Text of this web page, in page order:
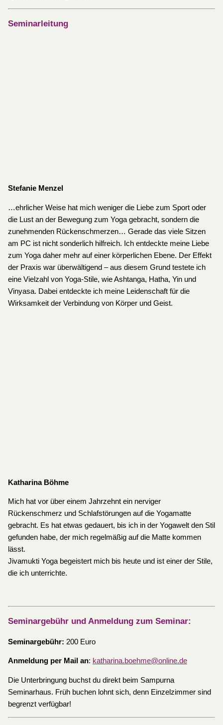
Seminarleitung
Stefanie Menzel
…ehrlicher Weise hat mich weniger die Liebe zum Sport oder
die Lust an der Bewegung zum Yoga gebracht, sondern die
zunehmenden Rückenschmerzen… Gerade das viele Sitzen
am PC ist nicht sonderlich hilfreich. Ich entdeckte meine Liebe
zum Yoga daher mehr auf einer körperlichen Ebene. Der Effekt
der Praxis war überwältigend – aus diesem Grund testete ich
eine Vielzahl von Yoga-Stile, wie Ashtanga, Hatha, Yin und
Vinyasa. Dabei entdeckte ich meine Leidenschaft für die
Wirksamkeit der Verbindung von Körper und Geist.
Katharina Böhme
Mich hat vor über einem Jahrzehnt ein nerviger
Rückenschmerz und Schlafstörungen auf die Yogamatte
gebracht. Es hat etwas gedauert, bis ich in der Yogawelt den Stil
gefunden habe, der mich regelmäßig auf die Matte kommen
lässt.
Jivamukti Yoga begeistert mich bis heute und ist einer der Stile,
die ich unterrichte.
Seminargebühr und Anmeldung zum Seminar:
Seminargebühr: 200 Euro
Anmeldung per Mail an: katharina.boehme@online.de
Die Unterbringung buchst du direkt beim Sampurna
Seminarhaus. Früh buchen lohnt sich, denn Einzelzimmer sind
begrenzt verfügbar!